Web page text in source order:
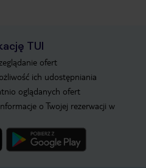
TUI
ofert
ich udostępniania
oglądanych ofert
o Twojej rezerwacji w